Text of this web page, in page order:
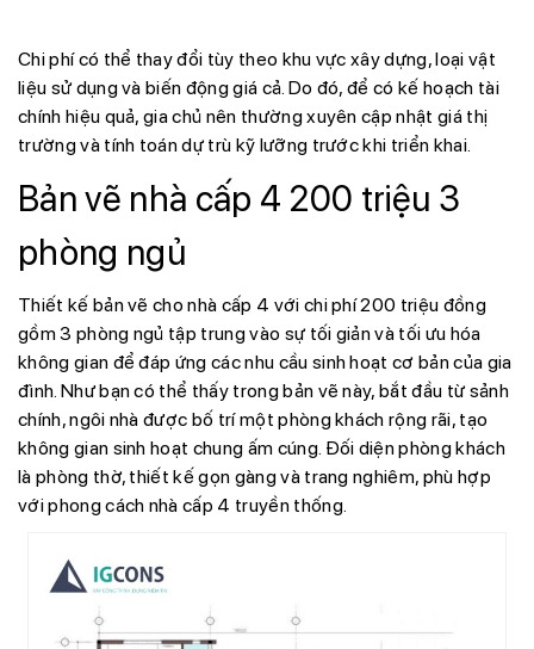
Chi phí có thể thay đổi tùy theo khu vực xây dựng, loại vật
liệu sử dụng và biến động giá cả. Do đó, để có kế hoạch tài
chính hiệu quả, gia chủ nên thường xuyên cập nhật giá thị
trường và tính toán dự trù kỹ lưỡng trước khi triển khai.
Bản vẽ nhà cấp 4 200 triệu 3
phòng ngủ
Thiết kế bản vẽ cho nhà cấp 4 với chi phí 200 triệu đồng
gồm 3 phòng ngủ tập trung vào sự tối giản và tối ưu hóa
không gian để đáp ứng các nhu cầu sinh hoạt cơ bản của gia
đình. Như bạn có thể thấy trong bản vẽ này, bắt đầu từ sảnh
chính, ngôi nhà được bố trí một phòng khách rộng rãi, tạo
không gian sinh hoạt chung ấm cúng. Đối diện phòng khách
là phòng thờ, thiết kế gọn gàng và trang nghiêm, phù hợp
với phong cách nhà cấp 4 truyền thống.